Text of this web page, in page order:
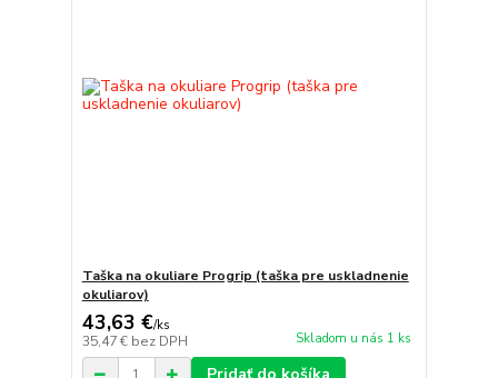
Taška na okuliare Progrip (taška pre uskladnenie
okuliarov)
43,63 €/ks
35,47 € bez DPH Skladom u nás 1 ks